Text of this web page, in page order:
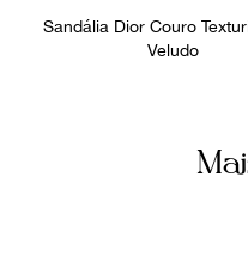
Sandália Dior Couro
Veludo